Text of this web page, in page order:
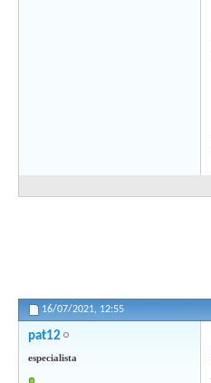
16/07/2021, 12:55
pat12
especialista